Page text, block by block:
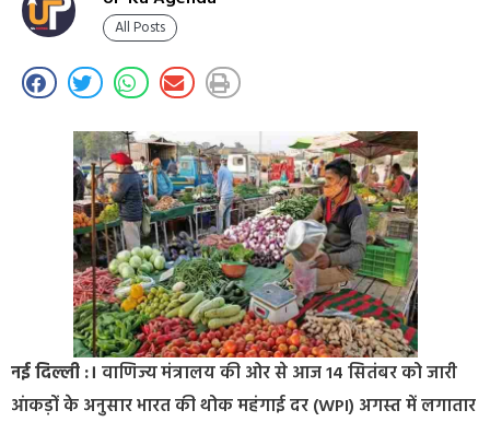
All Posts
नई दिल्ली :। वाणिज्य मंत्रालय की ओर से आज 14 सितंबर को जारी
आंकड़ों के अनुसार भारत की थोक महंगाई दर (WPI) अगस्त में लगातार